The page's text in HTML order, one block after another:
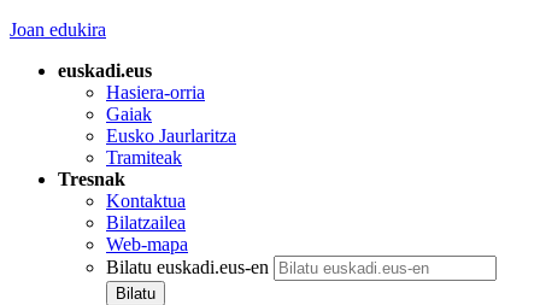
Joan edukira
euskadi.eus
Hasiera-orria
Gaiak
Eusko Jaurlaritza
Tramiteak
Tresnak
Kontaktua
Bilatzailea
Web-mapa
Bilatu euskadi.eus-en